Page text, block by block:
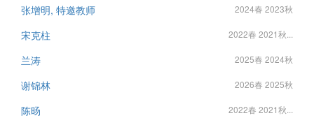
张增明, 特邀教师 2024春 2023秋
宋克柱 2022春 2021秋...
兰涛 2025春 2024秋
谢锦林 2026春 2025秋
陈旸 2022春 2021秋...